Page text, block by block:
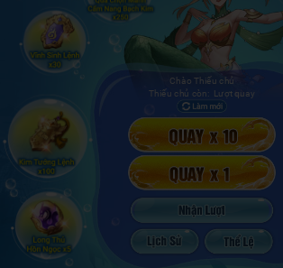
Chào Thiếu chủ
Thiếu chủ còn: Lượt quay